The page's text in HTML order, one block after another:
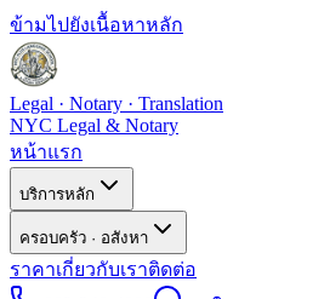
ข้ามไปยังเนื้อหาหลัก
Legal · Notary · Translation
NYC Legal & Notary
หน้าแรก
บริการหลัก
ครอบครัว · อสังหา
ราคาเกี่ยวกับเราติดต่อ